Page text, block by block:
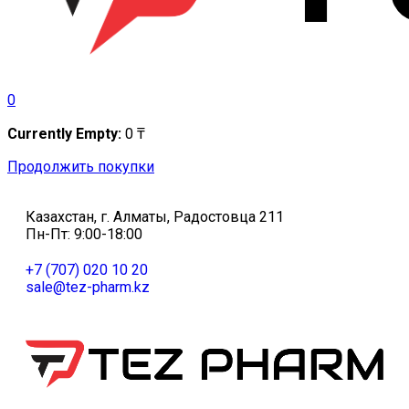
0
Currently Empty: 0 ₸
Продолжить покупки
Казахстан, г. Алматы, Радостовца 211
Пн-Пт: 9:00-18:00
+7 (707) 020 10 20
sale@tez-pharm.kz